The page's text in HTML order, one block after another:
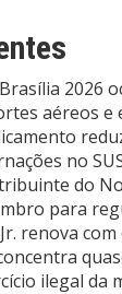
Brasília 2026
aéreos
no
do
para
renova
ilegal da